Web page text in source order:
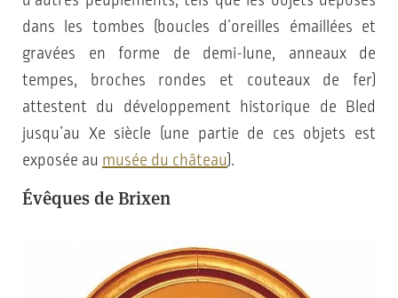
dans les tombes (boucles d’oreilles émaillées et
gravées en forme de demi-lune, anneaux de
tempes, broches rondes et couteaux de fer)
attestent du développement historique de Bled
jusqu’au Xe siècle (une partie de ces objets est
exposée au musée du château).
Évêques de Brixen